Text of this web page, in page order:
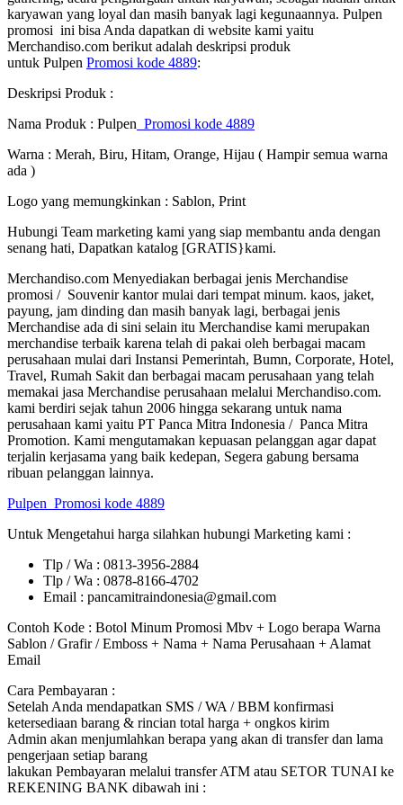
karyawan yang loyal dan masih banyak lagi kegunaannya. Pulpen
promosi ini bisa Anda dapatkan di website kami yaitu
Merchandiso.com berikut adalah deskripsi produk
untuk Pulpen Promosi kode 4889:
Deskripsi Produk :
Nama Produk : Pulpen Promosi kode 4889
Warna : Merah, Biru, Hitam, Orange, Hijau ( Hampir semua warna
ada )
Logo yang memungkinkan : Sablon, Print
Hubungi Team marketing kami yang siap membantu anda dengan
senang hati, Dapatkan katalog [GRATIS}kami.
Merchandiso.com Menyediakan berbagai jenis Merchandise
promosi / Souvenir kantor mulai dari tempat minum. kaos, jaket,
payung, jam dinding dan masih banyak lagi, berbagai jenis
Merchandise ada di sini selain itu Merchandise kami merupakan
merchandise terbaik karena telah di pakai oleh berbagai macam
perusahaan mulai dari Instansi Pemerintah, Bumn, Corporate, Hotel,
Travel, Rumah Sakit dan berbagai macam perusahaan yang telah
memakai jasa Merchandise perusahaan melalui Merchandiso.com.
kami berdiri sejak tahun 2006 hingga sekarang untuk nama
perusahaan kami yaitu PT Panca Mitra Indonesia / Panca Mitra
Promotion. Kami mengutamakan kepuasan pelanggan agar dapat
terjalin kerjasama yang baik kedepan, Segera gabung bersama
ribuan pelanggan lainnya.
Pulpen Promosi kode 4889
Untuk Mengetahui harga silahkan hubungi Marketing kami :
Tlp / Wa : 0813-3956-2884
Tlp / Wa : 0878-8166-4702
Email : pancamitraindonesia@gmail.com
Contoh Kode : Botol Minum Promosi Mbv + Logo berapa Warna
Sablon / Grafir / Emboss + Nama + Nama Perusahaan + Alamat
Email
Cara Pembayaran :
Setelah Anda mendapatkan SMS / WA / BBM konfirmasi
ketersediaan barang & rincian total harga + ongkos kirim
Admin akan menjumlahkan berapa yang akan di transfer dan lama
pengerjaan setiap barang
lakukan Pembayaran melalui transfer ATM atau SETOR TUNAI ke
REKENING BANK dibawah ini :